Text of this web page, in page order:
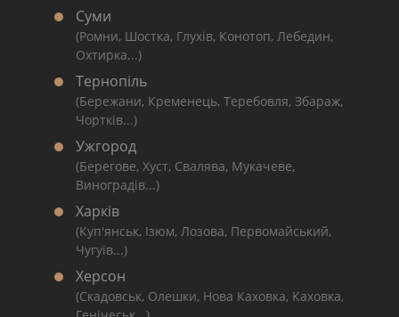
Суми
(Ромни, Шостка, Глухів, Конотоп, Лебедин,
Охтирка...)
Тернопіль
(Бережани, Кременець, Теребовля, Збараж,
Чортків...)
Ужгород
(Берегове, Хуст, Свалява, Мукачеве,
Виноградів...)
Харків
(Куп'янськ, Ізюм, Лозова, Первомайський,
Чугуїв...)
Херсон
(Скадовськ, Олешки, Нова Каховка, Каховка,